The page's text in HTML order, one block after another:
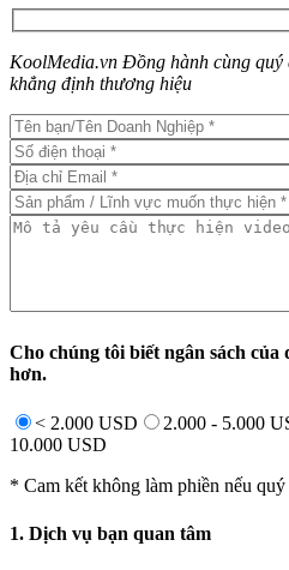
KoolMedia.vn Đồng hành cùng
khẳng định thương hiệu
Cho chúng tôi biết ngân sách
hơn.
< 2.000 USD 2.000 - 5.000
10.000 USD
* Cam kết không làm phiền nếu
1. Dịch vụ bạn quan tâm